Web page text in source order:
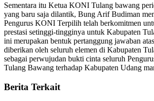
Sementara itu Ketua KONI Tulang bawang
yang baru saja dilantik, Bung Arif Budiman
Pengurus KONI Terpilih telah berkomitmen
prestasi setinggi-tingginya untuk Kabupaten
ini merupakan bentuk pertanggung jawaban
diberikan oleh seluruh elemen di Kabupaten
sebagai perwujudan bukti cinta seluruh
Tulang Bawang terhadap Kabupaten Udang
Berita Terkait